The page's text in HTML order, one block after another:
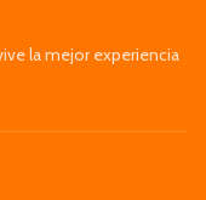
la mejor experiencia